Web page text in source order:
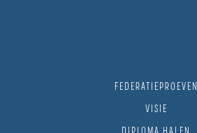
FEDERATIEPROEVEN
VISIE